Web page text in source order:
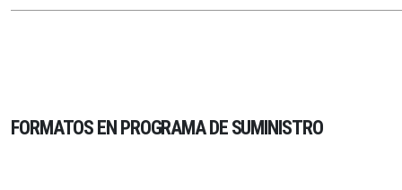
FORMATOS EN PROGRAMA DE SUMINISTRO